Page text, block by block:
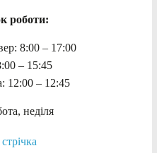
роботи:
8:00 – 17:00
– 15:45
12:00 – 12:45
неділя